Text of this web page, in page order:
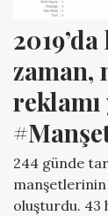
zaman,
reklamı
244 günde
manşetlerinin
oluşturdu. 43